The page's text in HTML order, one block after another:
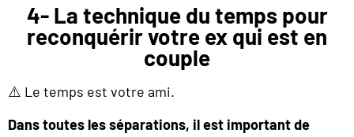
4- La technique du temps pour
reconquérir votre ex qui est en
couple
⚠️ Le temps est votre ami.
Dans toutes les séparations, il est important de